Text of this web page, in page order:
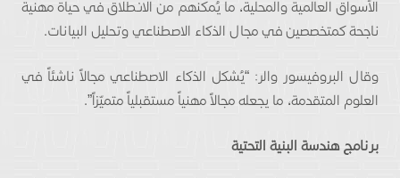
الأسواق العالمية والمحلية، ما يُمكنهم من الانطلاق في حياة مهنية
ناجحة كمتخصصين في مجال الذكاء الاصطناعي وتحليل البيانات.
وقال البروفيسور والر: “يُشكل الذكاء الاصطناعي مجالاً ناشئاً في
العلوم المتقدمة، ما يجعله مجالاً مهنياً مستقبلياً متميّزاً”.
برنامج هندسة البنية التحتية